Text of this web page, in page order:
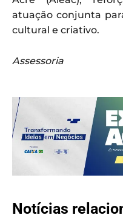
atuação conjunta
cultural e criativo.
Assessoria
Notícias